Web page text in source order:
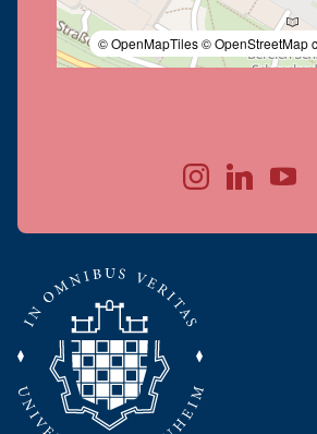
© OpenMapTiles© OpenStreetMap